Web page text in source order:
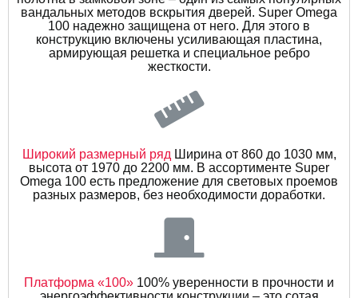
вандальных методов вскрытия дверей. Super Omega
100 надежно защищена от него. Для этого в
конструкцию включены усиливающая пластина,
армирующая решетка и специальное ребро
жесткости.
Широкий размерный ряд Ширина от 860 до 1030 мм,
высота от 1970 до 2200 мм. В ассортименте Super
Omega 100 есть предложение для световых проемов
разных размеров, без необходимости доработки.
Платформа «100» 100% уверенности в прочности и